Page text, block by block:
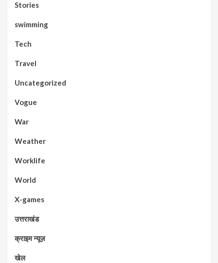
Stories
swimming
Tech
Travel
Uncategorized
Vogue
War
Weather
Worklife
World
X-games
उत्तराखंड
क्राइम न्यूज़
खेल